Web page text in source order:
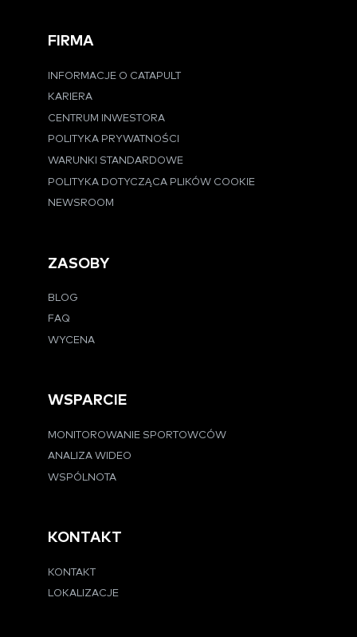
FIRMA
INFORMACJE O CATAPULT
KARIERA
CENTRUM INWESTORA
POLITYKA PRYWATNOŚCI
WARUNKI STANDARDOWE
POLITYKA DOTYCZĄCA PLIKÓW COOKIE
NEWSROOM
ZASOBY
BLOG
FAQ
WYCENA
WSPARCIE
MONITOROWANIE SPORTOWCÓW
ANALIZA WIDEO
WSPÓLNOTA
KONTAKT
KONTAKT
LOKALIZACJE